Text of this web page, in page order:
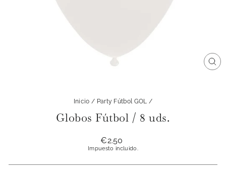
Inicio / Party Fútbol GOL /
Globos Fútbol / 8 uds.
Precio
habitual
€2.50
Impuesto incluido.